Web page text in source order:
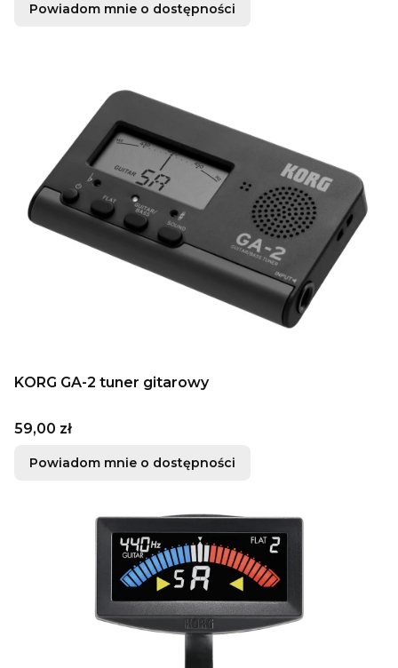
Powiadom mnie o dostępności
KORG GA-2 tuner gitarowy
Cena
59,00 zł
Powiadom mnie o dostępności